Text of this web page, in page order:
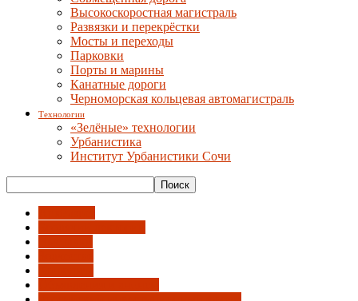
Высокоскоростная магистраль
Развязки и перекрёстки
Мосты и переходы
Парковки
Порты и марины
Канатные дороги
Черноморская кольцевая автомагистраль
Технологии
«Зелёные» технологии
Урбанистика
Институт Урбанистики Сочи